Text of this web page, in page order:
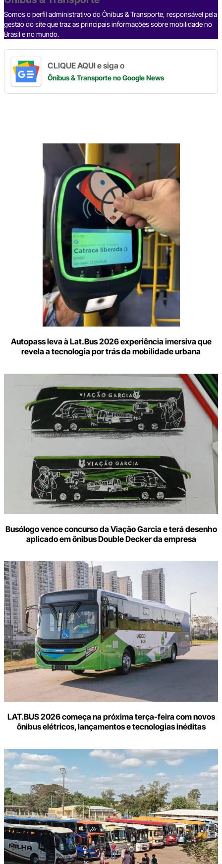
k
Somos o perfil administrativo do Ônibus & Transporte, responsável pela
gestão do site que traz as principais informações sobre mobilidade no
Brasil e no mundo.
CLIQUE AQUI e siga o
Ônibus & Transporteno Google News
Autopass leva à Lat.Bus 2026 experiência imersiva que
revela a tecnologia por trás da mobilidade urbana
Busólogo vence concurso da Viação Garcia e terá desenho
aplicado em ônibus Double Decker da empresa
LAT.BUS 2026 começa na próxima terça-feira com novos
ônibus elétricos, lançamentos e tecnologias inéditas